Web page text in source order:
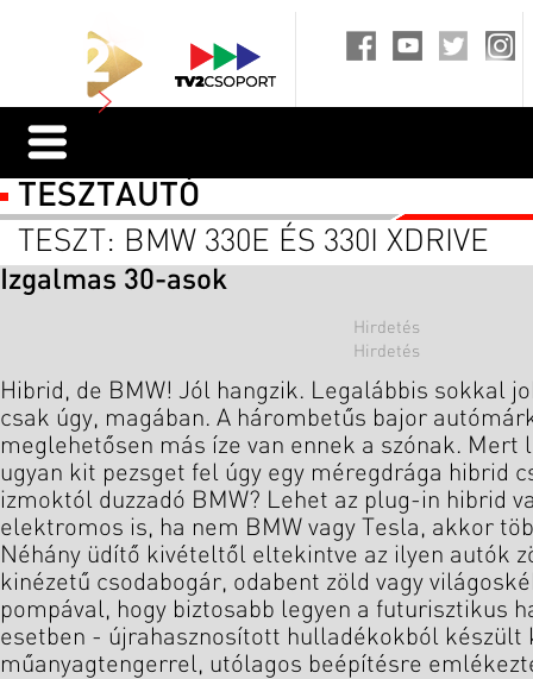
TESZTAUTÓ
TESZT: BMW 330E ÉS 330I XDRIVE
Izgalmas 30-asok
Hibrid, de BMW! Jól hangzik. Legalábbis sokkal
csak úgy, magában. A hárombetűs bajor
meglehetősen más íze van ennek a szónak. Mert
ugyan kit pezsget fel úgy egy méregdrága hibrid
izmoktól duzzadó BMW? Lehet az plug-in hibrid
elektromos is, ha nem BMW vagy Tesla, akkor
Néhány üdítő kivételtől eltekintve az ilyen autók
kinézetű csodabogár, odabent zöld vagy
pompával, hogy biztosabb legyen a futurisztikus
esetben - újrahasznosított hulladékokból készült
műanyagtengerrel, utólagos beépítésre